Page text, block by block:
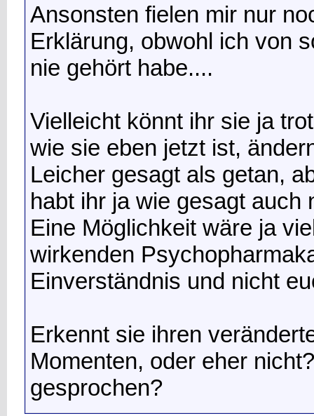
Ansonsten fielen mir nur
Erklärung, obwohl ich von
nie gehört habe....
Vielleicht könnt ihr sie ja
wie sie eben jetzt ist,
Leicher gesagt als getan,
habt ihr ja wie gesagt auch
Eine Möglichkeit wäre ja
wirkenden
Einverständnis und nicht
Erkennt sie ihren
Momenten, oder eher
gesprochen?